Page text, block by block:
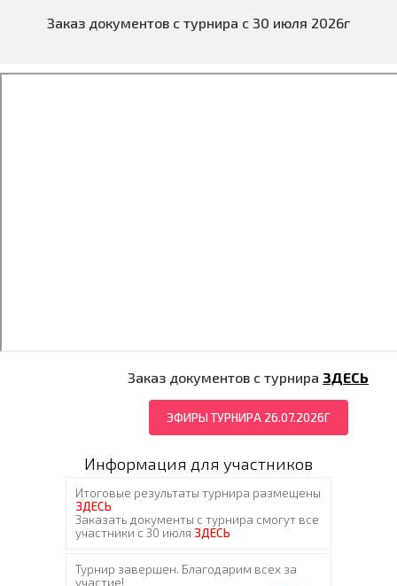
Заказ документов с турнира с 30 июля 2026г
Заказ документов с турнира ЗДЕСЬ
ЭФИРЫ ТУРНИРА 26.07.2026Г
Информация для участников